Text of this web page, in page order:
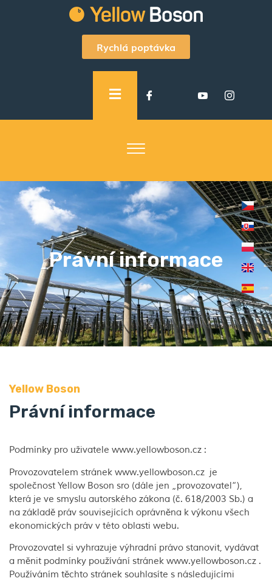
Rychlá poptávka
Právní informace
Yellow Boson
Právní informace
Podmínky pro uživatele www.yellowboson.cz :
Provozovatelem stránek www.yellowboson.cz je
společnost Yellow Boson sro (dále jen „provozovatel“),
která je ve smyslu autorského zákona (č. 618/2003 Sb.) a
na základě práv souvisejících oprávněna k výkonu všech
ekonomických práv v této oblasti webu.
Provozovatel si vyhrazuje výhradní právo stanovit, vydávat
a měnit podmínky používání stránek www.yellowboson.cz .
Používáním těchto stránek souhlasíte s následujícími